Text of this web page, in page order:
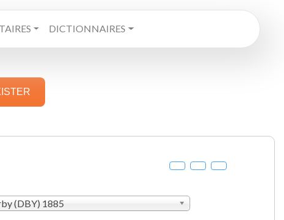
DICTIONNAIRES
(DBY) 1885